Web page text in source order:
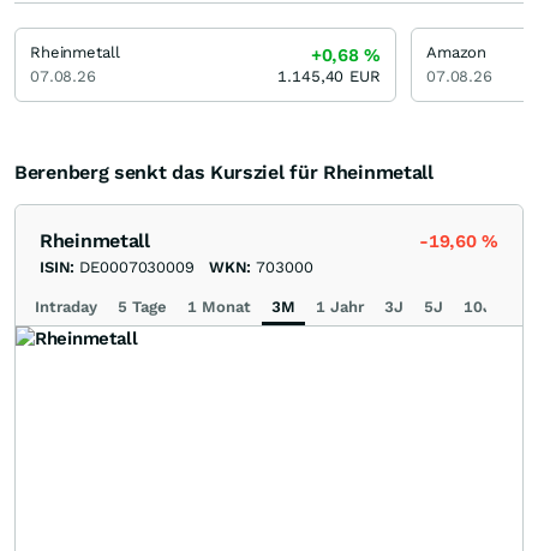
Berenberg senkt das Kursziel für Rheinmetall
Rheinmetall -19,60%
ISIN: DE0007030009 WKN: 703000
Intraday 5 Tage 1 Monat 3M 1 Jahr 3J 5J 10J
Rheinmetall
07.08.26
+0,68%
1.145,40 EUR
Amazon
07.08.26